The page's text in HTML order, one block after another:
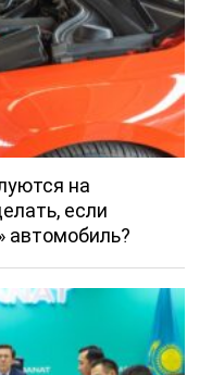
на
если
автомобиль?